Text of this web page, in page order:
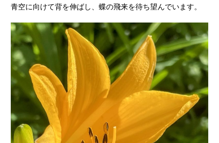
青空に向けて背を伸ばし、蝶の飛来を待ち望んでいます。